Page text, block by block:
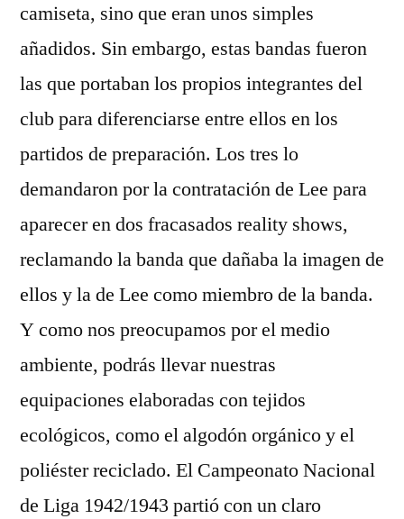
camiseta, sino que eran unos simples
añadidos. Sin embargo, estas bandas fueron
las que portaban los propios integrantes del
club para diferenciarse entre ellos en los
partidos de preparación. Los tres lo
demandaron por la contratación de Lee para
aparecer en dos fracasados reality shows,
reclamando la banda que dañaba la imagen de
ellos y la de Lee como miembro de la banda.
Y como nos preocupamos por el medio
ambiente, podrás llevar nuestras
equipaciones elaboradas con tejidos
ecológicos, como el algodón orgánico y el
poliéster reciclado. El Campeonato Nacional
de Liga 1942/1943 partió con un claro